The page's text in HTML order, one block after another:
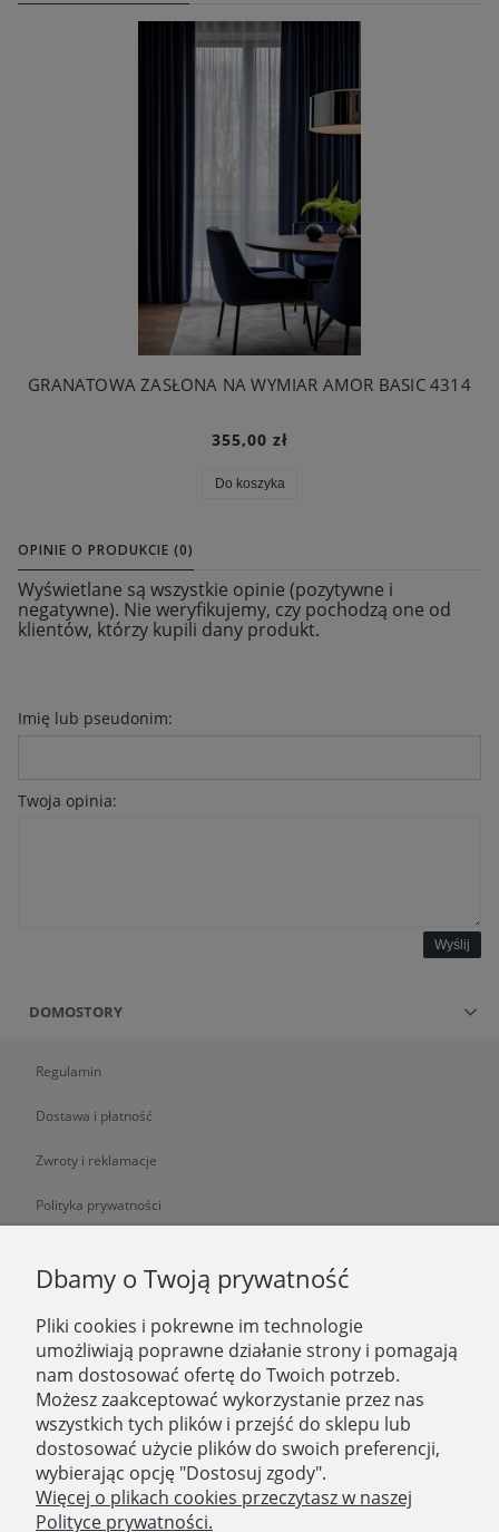
GRANATOWA ZASŁONA NA WYMIAR AMOR BASIC 4314
355,00 zł
Do koszyka
OPINIE O PRODUKCIE (0)
Wyświetlane są wszystkie opinie (pozytywne i
negatywne). Nie weryfikujemy, czy pochodzą one od
klientów, którzy kupili dany produkt.
Imię lub pseudonim:
Twoja opinia:
Wyślij
DOMOSTORY
Regulamin
Dostawa i płatność
Zwroty i reklamacje
Polityka prywatności
O NAS
O nas
Zatrudniamy
Blog
Kontakt
SKLEP STACJONARNY
Dbamy o Twoją prywatność
Pliki cookies i pokrewne im technologie
umożliwiają poprawne działanie strony i pomagają
nam dostosować ofertę do Twoich potrzeb.
Możesz zaakceptować wykorzystanie przez nas
wszystkich tych plików i przejść do sklepu lub
dostosować użycie plików do swoich preferencji,
wybierając opcję "Dostosuj zgody".
Więcej o plikach cookies przeczytasz w naszej
Polityce prywatności.